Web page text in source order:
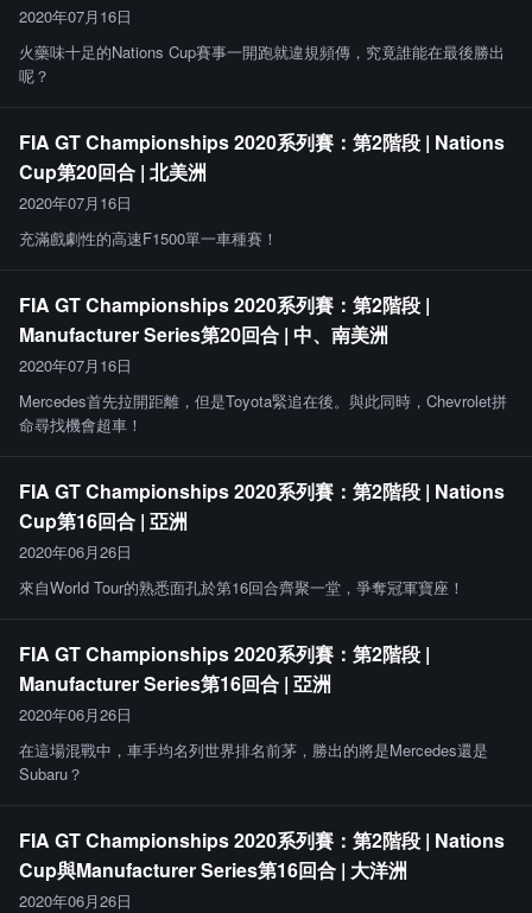
2020年07月16日
火藥味十足的Nations Cup賽事一開跑就違規頻傳，究竟誰能在最後勝出
呢？
FIA GT Championships 2020系列賽：第2階段 | Nations
Cup第20回合 | 北美洲
2020年07月16日
充滿戲劇性的高速F1500單一車種賽！
FIA GT Championships 2020系列賽：第2階段 |
Manufacturer Series第20回合 | 中、南美洲
2020年07月16日
Mercedes首先拉開距離，但是Toyota緊追在後。與此同時，Chevrolet拼
命尋找機會超車！
FIA GT Championships 2020系列賽：第2階段 | Nations
Cup第16回合 | 亞洲
2020年06月26日
來自World Tour的熟悉面孔於第16回合齊聚一堂，爭奪冠軍寶座！
FIA GT Championships 2020系列賽：第2階段 |
Manufacturer Series第16回合 | 亞洲
2020年06月26日
在這場混戰中，車手均名列世界排名前茅，勝出的將是Mercedes還是
Subaru？
FIA GT Championships 2020系列賽：第2階段 | Nations
Cup與Manufacturer Series第16回合 | 大洋洲
2020年06月26日